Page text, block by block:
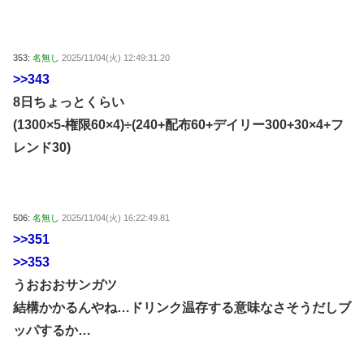
353: 名無し 2025/11/04(火) 12:49:31.20
>>343
8日ちょっとくらい
(1300×5-権限60×4)÷(240+配布60+デイリー300+30×4+フ
レンド30)
506: 名無し 2025/11/04(火) 16:22:49.81
>>351
>>353
うおおおサンガツ
結構かかるんやね…ドリンク温存する意味なさそうだしブ
ッパするか…